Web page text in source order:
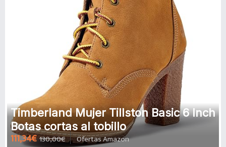
Timberland Mujer Tillston Basic 6 Inch
Botas cortas al tobillo
111,34€ 130,00€ Ofertas Amazon